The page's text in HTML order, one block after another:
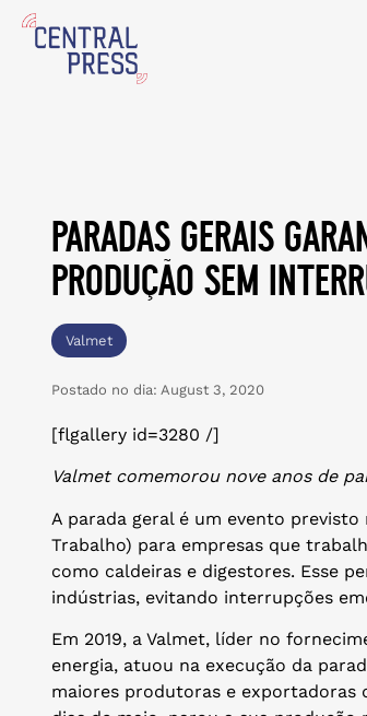
paradas gerais
produção sem
Valmet
Postado no dia: August 3, 2020
[flgallery id=3280 /]
Valmet comemorou nove anos de
A parada geral é um evento
Trabalho) para empresas que
como caldeiras e digestores. Esse
indústrias, evitando interrupções
Em 2019, a Valmet, líder no
energia, atuou na execução da
maiores produtoras e exportadoras